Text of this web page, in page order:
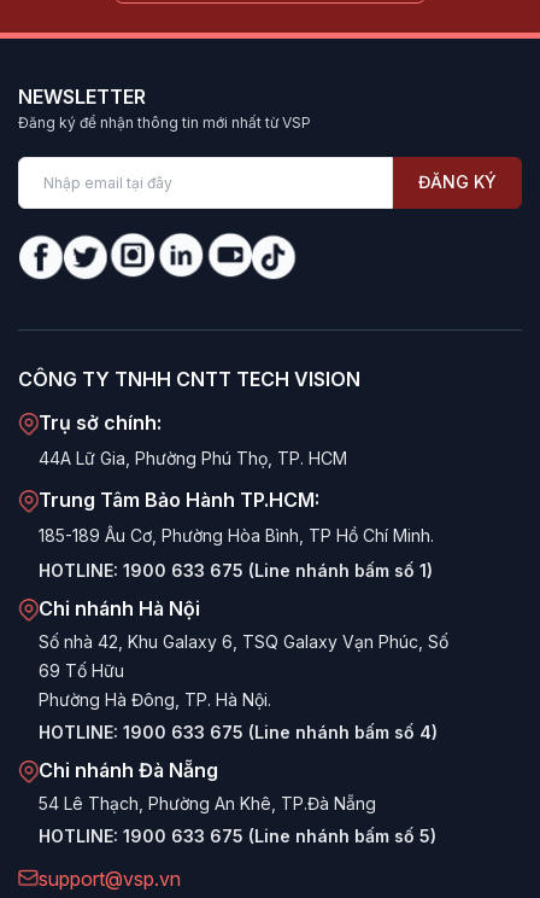
NEWSLETTER
Đăng ký để nhận thông tin mới nhất từ VSP
ĐĂNG KÝ
CÔNG TY TNHH CNTT TECH VISION
Trụ sở chính:
44A Lữ Gia, Phường Phú Thọ, TP. HCM
Trung Tâm Bảo Hành TP.HCM:
185-189 Âu Cơ, Phường Hòa Bình, TP Hồ Chí Minh.
HOTLINE: 1900 633 675 (Line nhánh bấm số 1)
Chi nhánh Hà Nội
Số nhà 42, Khu Galaxy 6, TSQ Galaxy Vạn Phúc, Số
69 Tố Hữu
Phường Hà Đông, TP. Hà Nội.
HOTLINE: 1900 633 675 (Line nhánh bấm số 4)
Chi nhánh Đà Nẵng
54 Lê Thạch, Phường An Khê, TP.Đà Nẵng
HOTLINE: 1900 633 675 (Line nhánh bấm số 5)
support@vsp.vn